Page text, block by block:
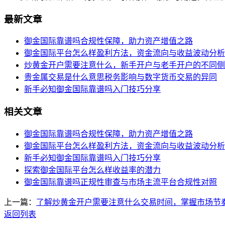
最新文章
御金国际靠谱吗合规性保障，助力资产增值之路
御金国际平台怎么样盈利方法，资金流向与收益波动分析
炒黄金开户需要注意什么，新手开户与老手开户的不同
贵金属交易是什么意思税务影响与数字货币交易的异同
新手必知御金国际靠谱吗入门技巧分享
相关文章
御金国际靠谱吗合规性保障，助力资产增值之路
御金国际平台怎么样盈利方法，资金流向与收益波动分析
新手必知御金国际靠谱吗入门技巧分享
探索御金国际平台怎么样收益率的潜力
御金国际靠谱吗正规性审查与市场主流平台合规性对照
上一篇： 了解炒黄金开户需要注意什么交易时间，掌握市场节
返回列表